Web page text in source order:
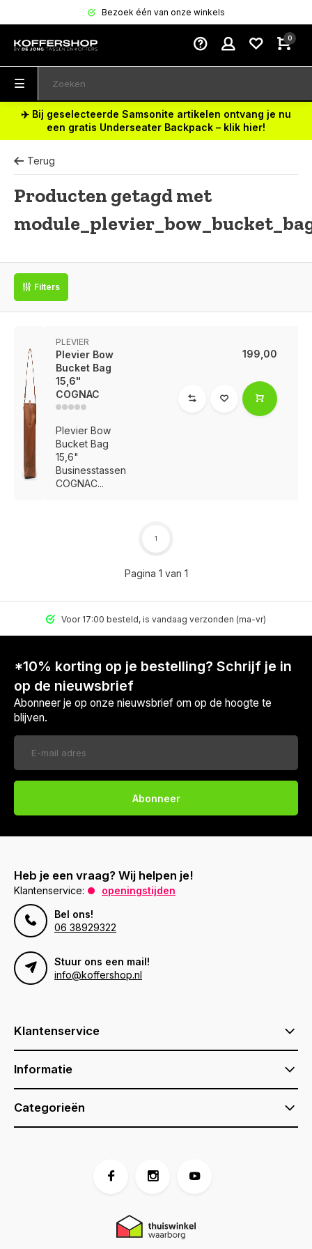
Bezoek één van onze winkels
Voor 17:00 besteld, is vandaag verzonden (ma-vr)
0
✈️ Bij geselecteerde Samsonite artikelen ontvang je nu
een gratis Underseater Backpack – klik hier!
Terug
Producten getagd met
Filters
PLEVIER
Plevier Bow
Bucket Bag
15,6"
COGNAC
Plevier Bow
Bucket Bag
15,6"
Businesstassen
COGNAC...
199,00
Pagina 1 van 1
1
Voor 17:00 besteld, is vandaag verzonden (ma-vr)
*10% korting op je bestelling? Schrijf je in
op de nieuwsbrief
Abonneer je op onze nieuwsbrief om op de hoogte te
blijven.
Abonneer
Heb je een vraag? Wij helpen je!
Klantenservice:
openingstijden
Bel ons!
06 38929322
Stuur ons een mail!
info@koffershop.nl
Klantenservice
Informatie
Categorieën